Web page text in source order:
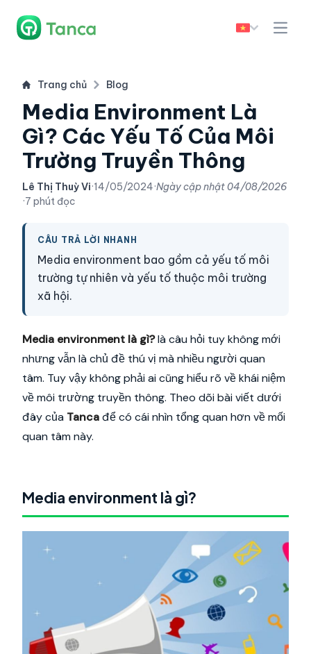
Trang chủ Blog
Media Environment Là
Gì? Các Yếu Tố Của Môi
Trường Truyền Thông
Lê Thị Thuỳ Vi·14/05/2024·Ngày cập nhật04/08/2026
·7 phút đọc
CÂU TRẢ LỜI NHANH
Media environment bao gồm cả yếu tố môi
trường tự nhiên và yếu tố thuộc môi trường
xã hội.
Media environment là gì?là câu hỏi tuy không mới
nhưng vẫn là chủ đề thú vị mà nhiều người quan
tâm. Tuy vậy không phải ai cũng hiểu rõ về khái niệm
về môi trường truyền thông. Theo dõi bài viết dưới
đây của Tancađể có cái nhìn tổng quan hơn về mối
quan tâm này.
Media environment là gì?